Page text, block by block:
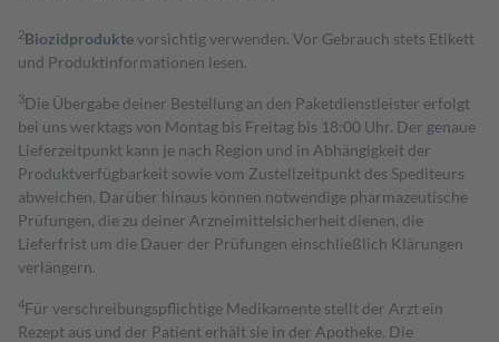
2Biozidproduktevorsichtig verwenden. Vor Gebrauch stets Etikett
und Produktinformationen lesen.
3Die Übergabe deiner Bestellung an den Paketdienstleister erfolgt
bei uns werktags von Montag bis Freitag bis 18:00 Uhr. Der genaue
Lieferzeitpunkt kann je nach Region und in Abhängigkeit der
Produktverfügbarkeit sowie vom Zustellzeitpunkt des Spediteurs
abweichen. Darüber hinaus können notwendige pharmazeutische
Prüfungen, die zu deiner Arzneimittelsicherheit dienen, die
Lieferfrist um die Dauer der Prüfungen einschließlich Klärungen
verlängern.
4Für verschreibungspflichtige Medikamente stellt der Arzt ein
Rezept aus und der Patient erhält sie in der Apotheke. Die